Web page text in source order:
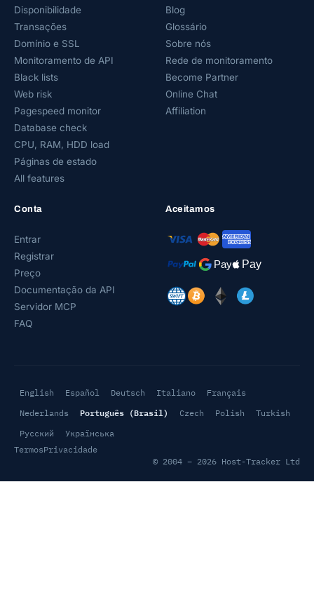
Disponibilidade
Transações
Domínio e SSL
Monitoramento de API
Black lists
Web risk
Pagespeed monitor
Database check
CPU, RAM, HDD load
Páginas de estado
All features
Blog
Glossário
Sobre nós
Rede de monitoramento
Become Partner
Online Chat
Affiliation
Conta
Entrar
Registrar
Preço
Documentação da API
Servidor MCP
FAQ
Aceitamos
English Español Deutsch Italiano
Français
Nederlands
Português (Brasil) Czech Polish
Turkish
Русский
Українська
TermosPrivacidade
© 2004 – 2026 Host-Tracker Ltd